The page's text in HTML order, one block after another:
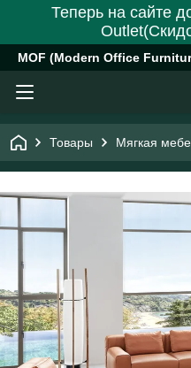
Теперь на сайте
MOF (Modern Office
Товары Мягкая